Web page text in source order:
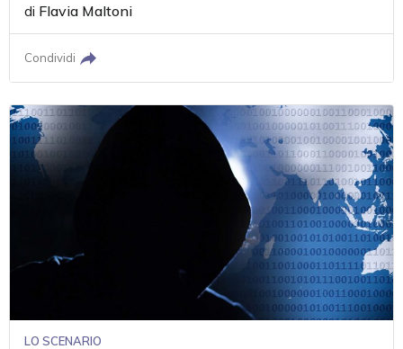
di Flavia Maltoni
Condividi
LO SCENARIO